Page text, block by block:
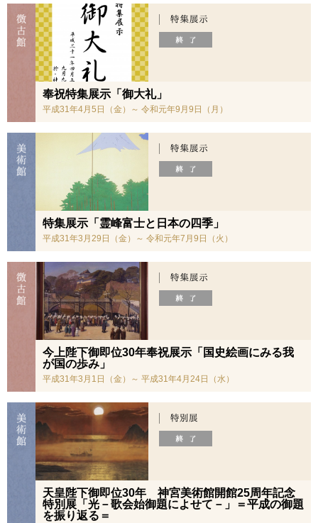
奉祝特集展示「御大礼」
平成31年4月5日（金）～ 令和元年9月9日（月）
特集展示「霊峰富士と日本の四季」
平成31年3月29日（金）～ 令和元年7月9日（火）
今上陛下御即位30年奉祝展示「国史絵画にみる我
が国の歩み」
平成31年3月1日（金）～ 平成31年4月24日（水）
天皇陛下御即位30年 神宮美術館開館25周年記念
特別展「光－歌会始御題によせて－」＝平成の御題
を振り返る＝